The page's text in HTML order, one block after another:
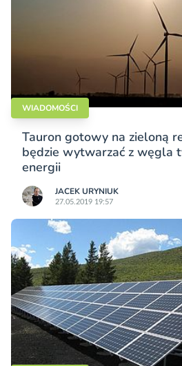
WIADOMOŚCI
Tauron gotowy na zieloną
będzie wytwarzać z węgla
energii
JACEK URYNIUK
27.05.2019 19:57